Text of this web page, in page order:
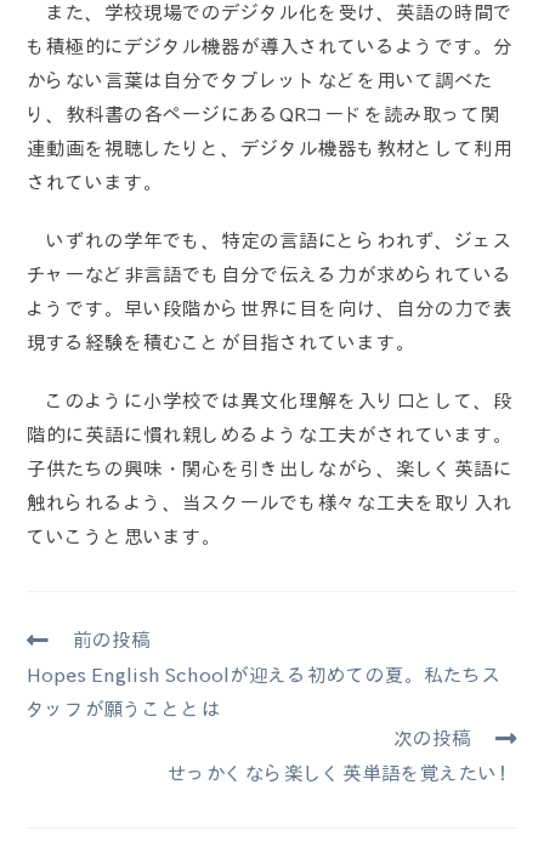
また、学校現場でのデジタル化を受け、英語の時間で
も積極的にデジタル機器が導入されているようです。分
からない言葉は自分でタブレットなどを用いて調べた
り、教科書の各ページにあるQRコードを読み取って関
連動画を視聴したりと、デジタル機器も教材として利用
されています。
いずれの学年でも、特定の言語にとらわれず、ジェス
チャーなど非言語でも自分で伝える力が求められている
ようです。早い段階から世界に目を向け、自分の力で表
現する経験を積むことが目指されています。
このように小学校では異文化理解を入り口として、段
階的に英語に慣れ親しめるような工夫がされています。
子供たちの興味・関心を引き出しながら、楽しく英語に
触れられるよう、当スクールでも様々な工夫を取り入れ
ていこうと思います。
前の投稿
Hopes English Schoolが迎える初めての夏。私たちス
タッフが願うこととは
次の投稿
せっかくなら楽しく英単語を覚えたい！